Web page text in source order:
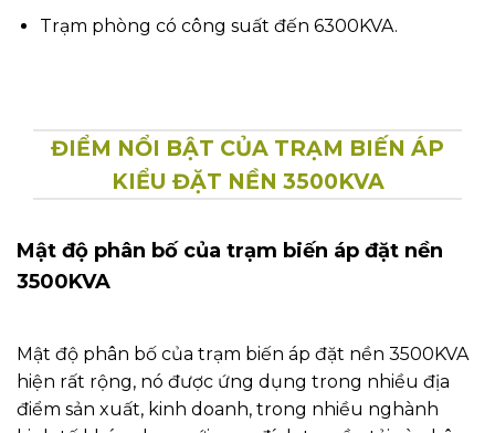
Trạm phòng có công suất đến 6300KVA.
ĐIỂM NỔI BẬT CỦA TRẠM BIẾN ÁP
KIỂU ĐẶT NỀN 3500KVA
Mật độ phân bố của trạm biến áp đặt nền
3500KVA
Mật độ phân bố của trạm biến áp đặt nền 3500KVA
hiện rất rộng, nó được ứng dụng trong nhiều địa
điểm sản xuất, kinh doanh, trong nhiều nghành